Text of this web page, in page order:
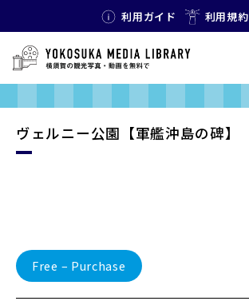
利用ガイド 利用規約
ヴェルニー公園【軍艦沖島の碑】
Free – Purchase